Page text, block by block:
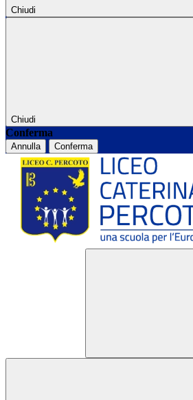
Chiudi
Chiudi
Conferma
Annulla Conferma